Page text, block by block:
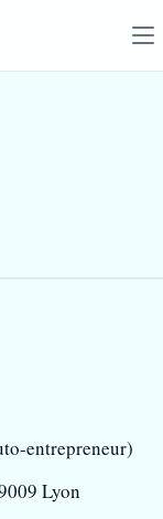
entrepreneur)
Lyon